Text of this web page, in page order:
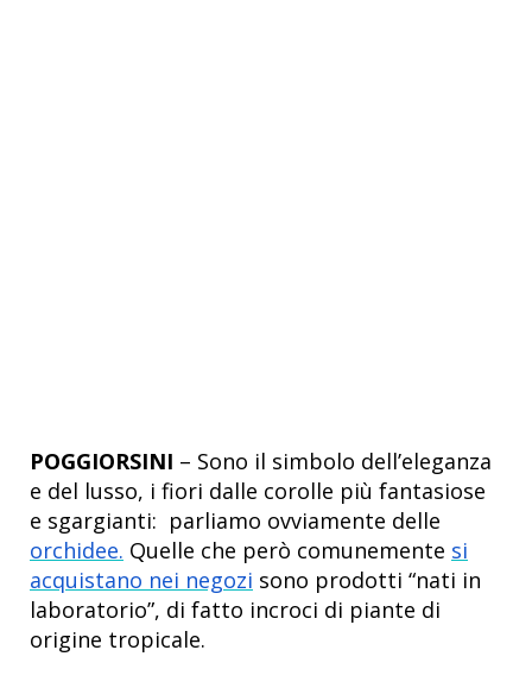
POGGIORSINI – Sono il simbolo dell’eleganza
e del lusso, i fiori dalle corolle più fantasiose
e sgargianti: parliamo ovviamente delle
orchidee. Quelle che però comunemente si
acquistano nei negozi sono prodotti “nati in
laboratorio”, di fatto incroci di piante di
origine tropicale.